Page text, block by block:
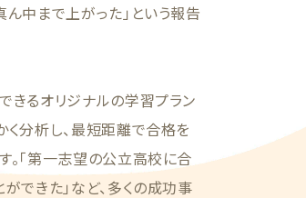
中まで上がった」という報告
きるオリジナルの学習プラン
く分析し、最短距離で合格を
。「第一志望の公立高校に合
できた」など、多くの成功事